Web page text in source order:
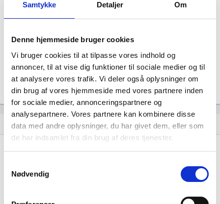
Samtykke Detaljer Om
Denne hjemmeside bruger cookies
Vi bruger cookies til at tilpasse vores indhold og
annoncer, til at vise dig funktioner til sociale medier og til
at analysere vores trafik. Vi deler også oplysninger om
din brug af vores hjemmeside med vores partnere inden
for sociale medier, annonceringspartnere og
analysepartnere. Vores partnere kan kombinere disse
data med andre oplysninger, du har givet dem, eller som
de har indsamlet fra din brug af deres tjenester.
Nødvendig
Status
NORMAL
Selskabets formål er at udøve virksomhed med handel og
service samt aktiviteter i tilknytning hertil.
Tegningsregel
Selskabet tegnes af en direktør.
show_chart Udvikling i antal ansatte